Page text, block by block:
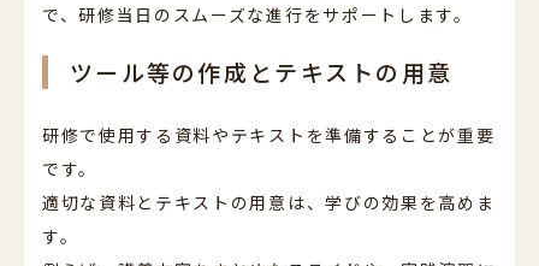
で、研修当日のスムーズな進行をサポートします。
ツール等の作成とテキストの用意
研修で使用する資料やテキストを準備することが重要
です。
適切な資料とテキストの用意は、学びの効果を高めま
す。